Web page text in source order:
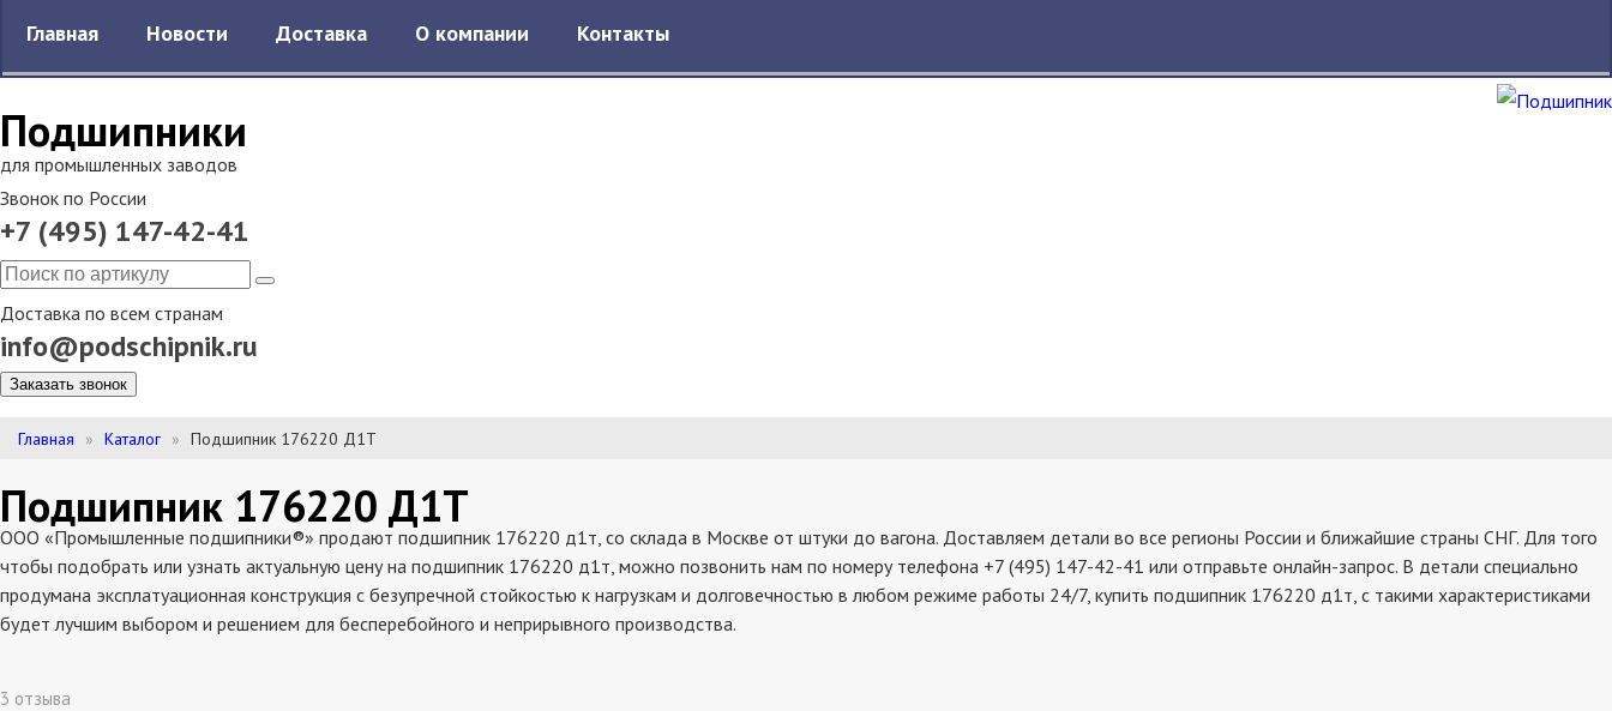
Подшипники
для промышленных заводов
Звонок по России
+7 (495) 147-42-41
Доставка по всем странам
info@podschipnik.ru
Заказать звонок
Главная Новости Доставка О компании Контакты
Главная Каталог Подшипник 176220 Д1Т
Подшипник 176220 Д1Т
ООО «Промышленные подшипники®» продают подшипник 176220 д1т, со склада в Москве от штуки до вагона. Доставляем детали во все регионы России и ближайшие страны СНГ. Для того
чтобы подобрать или узнать актуальную цену на подшипник 176220 д1т, можно позвонить нам по номеру телефона +7 (495) 147-42-41 или отправьте онлайн-запрос. В детали специально
продумана эксплатуационная конструкция с безупречной стойкостью к нагрузкам и долговечностью в любом режиме работы 24/7, купить подшипник 176220 д1т, с такими характеристиками
будет лучшим выбором и решением для бесперебойного и неприрывного производства.
3 отзыва